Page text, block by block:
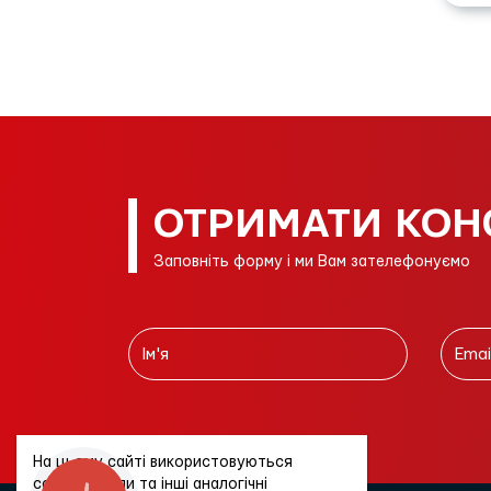
ОТРИМАТИ
Заповніть форму і ми Вам зателефонуємо
На цьому сайті використовуються
cookie-файли та інші аналогічні